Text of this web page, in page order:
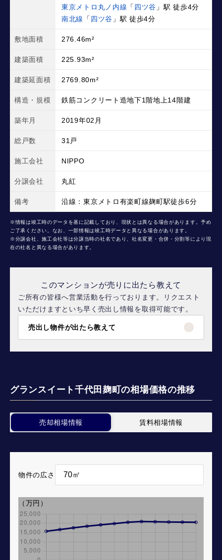
東京メトロ丸ノ内線 「 四ツ谷 」駅 徒歩4分
南北線
「 四ツ谷 」駅 徒歩4分
敷地面積 276.46m²
建築面積 225.93m²
建築延面積 2769.80m²
構造・規模 鉄筋コンクリート造地下1階地上14階建
築年月 2019年02月
総戸数 31戸
施工会社 NIPPO
分譲会社 丸紅
備考 沿線：東京メトロ有楽町線麹町駅徒歩6分
※情報は竣工時のデータを基に記載しており、現状とは異なる場合があります。予め
ご了承ください。なお、一部情報は竣工時データと異なる場合があります。
※分譲会社、施工会社等は分譲当時の社名であり、社名変更・合併・分割等により現
在の社名と異なる場合があります。
このマンションが売りに出たら教えて
ご所有の皆様へ営業活動を行っております。リクエスト
いただけますといち早く売出し情報を取得可能です。
売出し物件が出たら教えて
グランスイート千代田麹町の相場価格の推移
売却相場情報 賃料相場情報
物件の広さ
（万円）